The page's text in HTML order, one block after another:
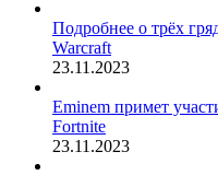
Подробнее о трёх
Warcraft
23.11.2023
Eminem примет
Fortnite
23.11.2023